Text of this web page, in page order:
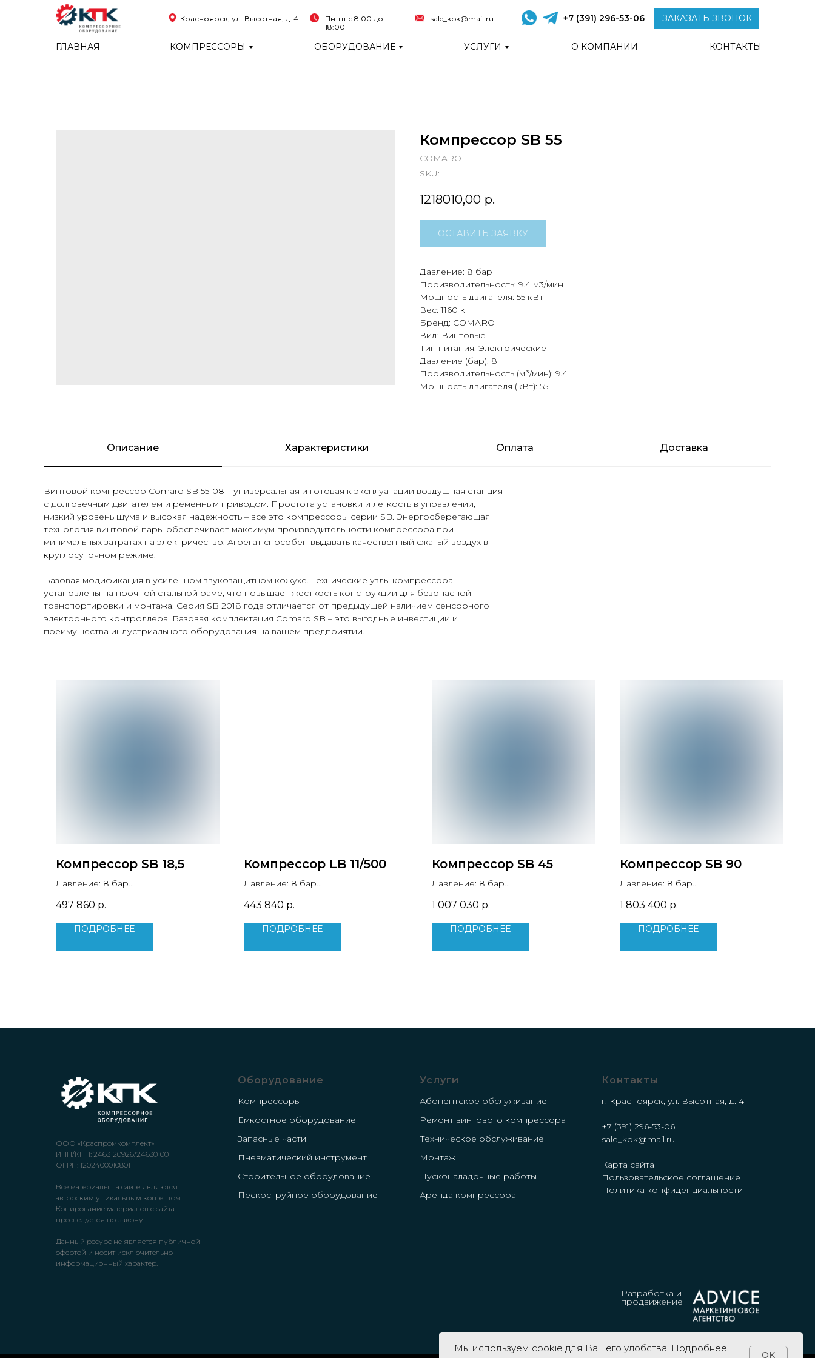
Красноярск, ул. Высотная, д. 4
Пн-пт с 8:00 до
18:00
+7 (391) 296-53-06 ЗАКАЗАТЬ ЗВОНОК
sale_kpk@mail.ru
ГЛАВНАЯ КОМПРЕССОРЫ ОБОРУДОВАНИЕ УСЛУГИ О КОМПАНИИ КОНТАКТЫ
Компрессор SB 55
COMARO
SKU:
1218010,00 р.
ОСТАВИТЬ ЗАЯВКУ
Давление: 8 бар
Производительность: 9.4 м3/мин
Мощность двигателя: 55 кВт
Вес: 1160 кг
Бренд: COMARO
Вид: Винтовые
Тип питания: Электрические
Давление (бар): 8
Производительность (м³/мин): 9.4
Мощность двигателя (кВт): 55
Описание Характеристики Оплата Доставка
Винтовой компрессор Comaro SB 55-08 – универсальная и готовая к эксплуатации воздушная станция
с долговечным двигателем и ременным приводом. Простота установки и легкость в управлении,
низкий уровень шума и высокая надежность – все это компрессоры серии SB. Энергосберегающая
технология винтовой пары обеспечивает максимум производительности компрессора при
минимальных затратах на электричество. Агрегат способен выдавать качественный сжатый воздух в
круглосуточном режиме.
Базовая модификация в усиленном звукозащитном кожухе. Технические узлы компрессора
установлены на прочной стальной раме, что повышает жесткость конструкции для безопасной
транспортировки и монтажа. Серия SB 2018 года отличается от предыдущей наличием сенсорного
электронного контроллера. Базовая комплектация Comaro SB – это выгодные инвестиции и
преимущества индустриального оборудования на вашем предприятии.
Компрессор SB 18,5
Давление: 8 бар
Мощность двигателя: 18.5 кВт
Вес: 450 кг
497 860 р.
ПОДРОБНЕЕ
Компрессор LB 11/500
Давление: 8 бар
Мощность двигателя: 11 кВт
Вес: 370 кг
443 840 р.
ПОДРОБНЕЕ
Компрессор SB 45
Давление: 8 бар
Мощность двигателя: 45 кВт
Вес: 1015 кг
1 007 030 р.
ПОДРОБНЕЕ
Компрессор SB 90
Давление: 8 бар
Мощность двигателя: 90 кВт
Вес: 1685 кг
1 803 400 р.
ПОДРОБНЕЕ
ООО «Краспромкомплект»
ИНН/КПП: 2463120926/246301001
ОГРН: 1202400010801
Все материалы на сайте являются
авторским уникальным контентом.
Копирование материалов с сайта
преследуется по закону.
Данный ресурс не является публичной
офертой и носит исключительно
информационный характер.
Оборудование
Компрессоры
Емкостное оборудование
Запасные части
Пневматический инструмент
Строительное оборудование
Пескоструйное оборудование
Услуги
Абонентское обслуживание
Ремонт винтового компрессора
Техническое обслуживание
Монтаж
Пусконаладочные работы
Аренда компрессора
Контакты
г. Красноярск, ул. Высотная, д. 4
+7 (391) 296-53-06
sale_kpk@mail.ru
Карта сайта
Пользовательское соглашение
Политика конфиденциальности
Разработка и
продвижение
Мы используем cookie для Вашего удобства. Подробнее
OK